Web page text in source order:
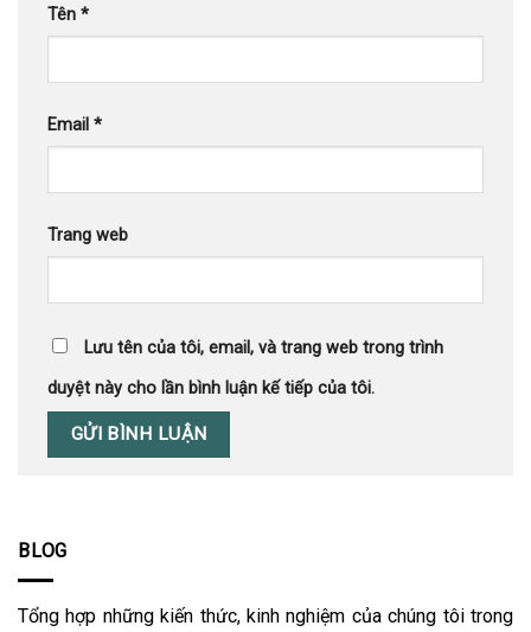
Tên *
Email *
Trang web
Lưu tên của tôi, email, và trang web trong trình
duyệt này cho lần bình luận kế tiếp của tôi.
BLOG
Tổng hợp những kiến thức, kinh nghiệm của chúng tôi trong